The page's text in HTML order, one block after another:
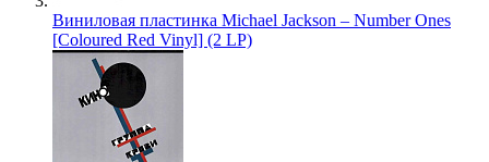
Виниловая пластинка Michael Jackson – Number Ones
[Coloured Red Vinyl] (2 LP)